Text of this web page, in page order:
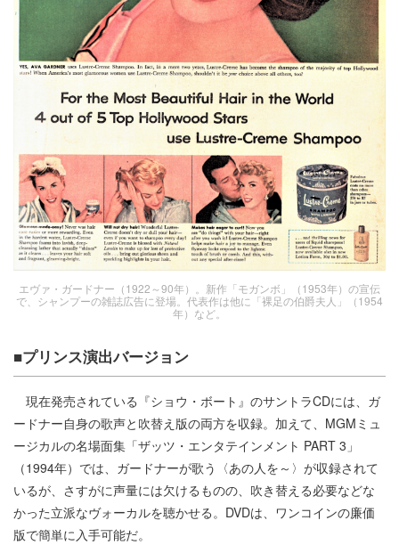
エヴァ・ガードナー（1922～90年）。新作「モガンボ」（1953年）の宣伝
で、シャンプーの雑誌広告に登場。代表作は他に「裸足の伯爵夫人」（1954
年）など。
■プリンス演出バージョン
現在発売されている『ショウ・ボート』のサントラCDには、ガ
ードナー自身の歌声と吹替え版の両方を収録。加えて、MGMミュ
ージカルの名場面集「ザッツ・エンタテインメント PART 3」
（1994年）では、ガードナーが歌う〈あの人を～〉が収録されて
いるが、さすがに声量には欠けるものの、吹き替える必要などな
かった立派なヴォーカルを聴かせる。DVDは、ワンコインの廉価
版で簡単に入手可能だ。